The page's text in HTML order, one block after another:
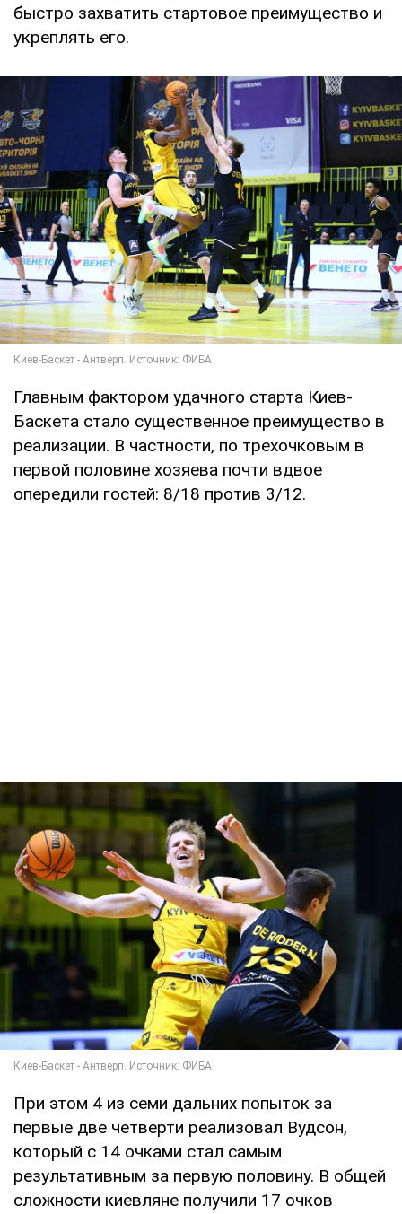
быстро захватить стартовое преимущество и
укреплять его.
Главным фактором удачного старта Киев-
Баскета стало существенное преимущество в
реализации. В частности, по трехочковым в
первой половине хозяева почти вдвое
опередили гостей: 8/18 против 3/12.
При этом 4 из семи дальних попыток за
первые две четверти реализовал Вудсон,
который с 14 очками стал самым
результативным за первую половину. В общей
сложности киевляне получили 17 очков